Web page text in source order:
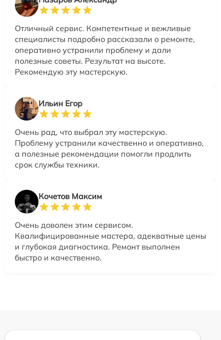
Отличный сервис. Компетентные и вежливые
специалисты подробно рассказали о ремонте,
оперативно устранили проблему и дали
полезные советы. Результат на высоте.
Рекомендую эту мастерскую.
Ильин Егор
Очень рад, что выбрал эту мастерскую.
Проблему устранили качественно и оперативно,
а полезные рекомендации помогли продлить
срок службы техники.
Кочетов Максим
Очень доволен этим сервисом.
Квалифицированные мастера, адекватные цены
и глубокая диагностика. Ремонт выполнен
быстро и качественно.